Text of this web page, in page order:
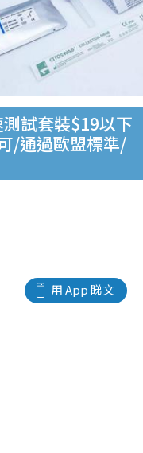
測試套裝$19以下
/通過歐盟標準/
用 App 睇文